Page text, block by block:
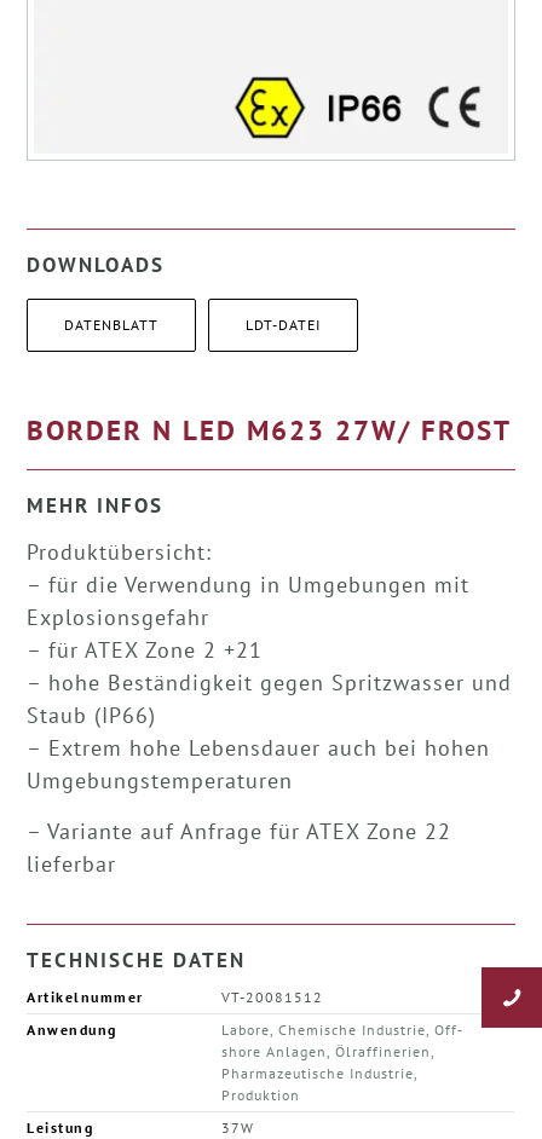
DOWNLOADS
DATENBLATT LDT-DATEI
BORDER N LED M623 27W/ FROST
MEHR INFOS
Produktübersicht:
– für die Verwendung in Umgebungen mit
Explosionsgefahr
– für ATEX Zone 2 +21
– hohe Beständigkeit gegen Spritzwasser und
Staub (IP66)
– Extrem hohe Lebensdauer auch bei hohen
Umgebungstemperaturen
– Variante auf Anfrage für ATEX Zone 22
lieferbar
TECHNISCHE DATEN
Artikelnummer
VT-20081512
Anwendung
Labore, Chemische Industrie, Off-
shore Anlagen, Ölraffinerien,
Pharmazeutische Industrie,
Produktion
Leistung
37W